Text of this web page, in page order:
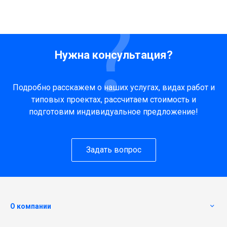
Нужна консультация?
Подробно расскажем о наших услугах, видах работ и
типовых проектах, рассчитаем стоимость и
подготовим индивидуальное предложение!
Задать вопрос
О компании